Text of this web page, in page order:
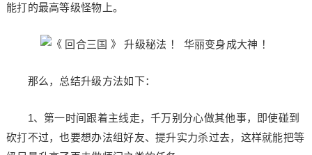
能打的最高等级怪物上。
那么，总结升级方法如下：
1、第一时间跟着主线走，千万别分心做其他事，即使碰到
砍打不过，也要想办法组好友、提升实力杀过去，这样就能把等